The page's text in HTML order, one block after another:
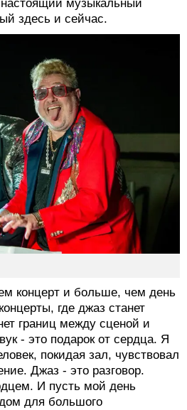
музыкальный
здесь и сейчас.
концерт и больше, чем день
где джаз станет
границ между сценой и
- это подарок от сердца. Я
покидая зал, чувствовал
Джаз - это разговор.
И пусть мой день
для большого